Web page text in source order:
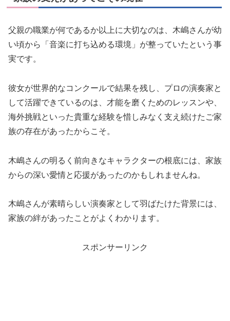
父親の職業が何であるか以上に大切なのは、木嶋さんが幼
い頃から「音楽に打ち込める環境」が整っていたという事
実です。
彼女が世界的なコンクールで結果を残し、プロの演奏家と
して活躍できているのは、才能を磨くためのレッスンや、
海外挑戦といった貴重な経験を惜しみなく支え続けたご家
族の存在があったからこそ。
木嶋さんの明るく前向きなキャラクターの根底には、家族
からの深い愛情と応援があったのかもしれませんね。
木嶋さんが素晴らしい演奏家として羽ばたけた背景には、
家族の絆があったことがよくわかります。
スポンサーリンク